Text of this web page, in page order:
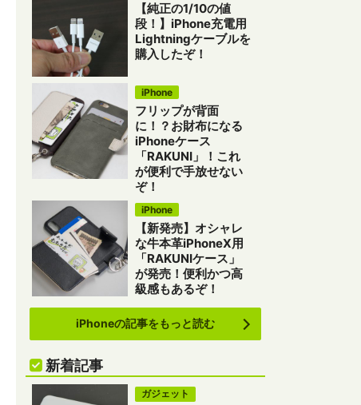
【純正の1/10の値
段！】iPhone充電用
Lightningケーブルを
購入したぞ！
iPhone
フリップが背面
に！？お財布になる
iPhoneケース
「RAKUNI」！これ
が便利で手放せない
ぞ！
iPhone
【新発売】オシャレ
な牛本革iPhoneX用
「RAKUNIケース」
が発売！便利かつ高
級感もあるぞ！
iPhoneの記事をもっと読む
新着記事
ガジェット